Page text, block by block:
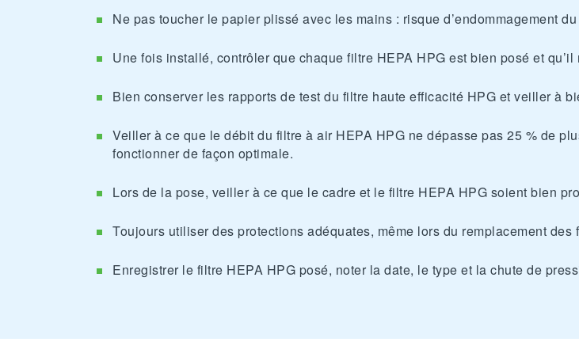
Ne pas toucher le papier plissé avec les mains : risque d’endommagement
Une fois installé, contrôler que chaque filtre HEPA HPG est bien posé et
Bien conserver les rapports de test du filtre haute efficacité HPG et veiller à
Veiller à ce que le débit du filtre à air HEPA HPG ne dépasse pas 25 % de
fonctionner de façon optimale.
Lors de la pose, veiller à ce que le cadre et le filtre HEPA HPG soient bien
Toujours utiliser des protections adéquates, même lors du remplacement des
Enregistrer le filtre HEPA HPG posé, noter la date, le type et la chute de